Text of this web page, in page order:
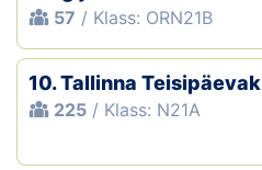
57 / Klass: ORN21B
10. Tallinna Teisipäevak
225 / Klass: N21A